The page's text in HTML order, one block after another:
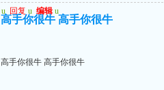
u 回复 u 编辑 u
高手你很牛 高手你很牛
高手你很牛 高手你很牛